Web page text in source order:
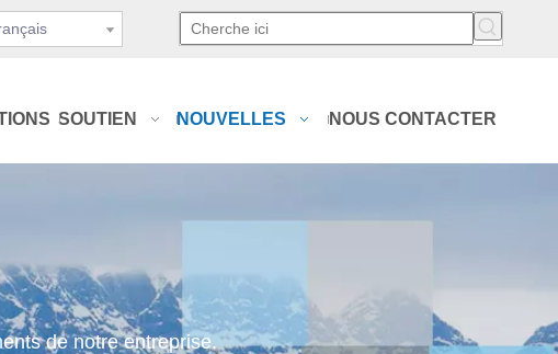
SOUTIEN NOUVELLES NOUS CONTACTER
de notre entreprise.